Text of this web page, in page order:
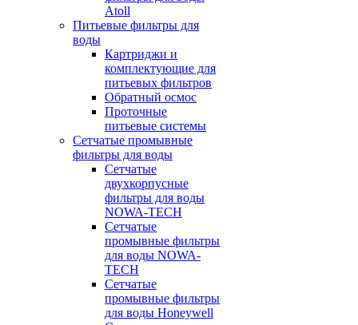
Atoll
Питьевые фильтры для
воды
Картриджи и
комплектующие для
питьевых фильтров
Обратный осмос
Проточные
питьевые системы
Сетчатые промывные
фильтры для воды
Сетчатые
двухкорпусные
фильтры для воды
NOWA-TECH
Сетчатые
промывные фильтры
для воды NOWA-
TECH
Сетчатые
промывные фильтры
для воды Honeywell